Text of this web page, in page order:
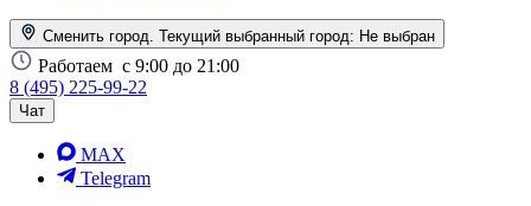
Сменить город. Текущий выбранный город: Не выбран
Работаем с 9:00 до 21:00
8 (495) 225-99-22
Чат
MAX
Telegram